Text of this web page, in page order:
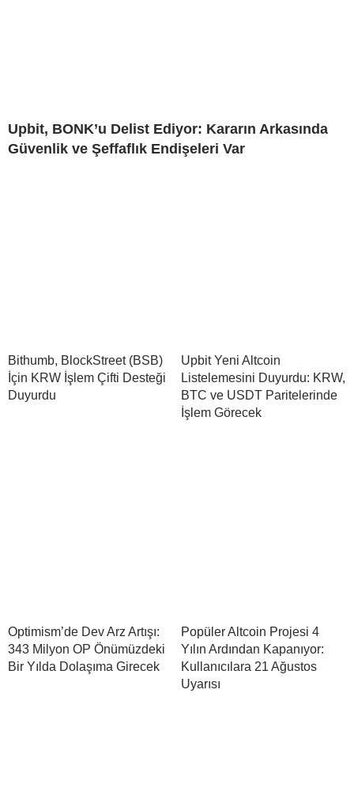
Upbit, BONK’u Delist Ediyor: Kararın Arkasında
Güvenlik ve Şeffaflık Endişeleri Var
Bithumb, BlockStreet (BSB)
İçin KRW İşlem Çifti Desteği
Duyurdu
Upbit Yeni Altcoin
Listelemesini Duyurdu: KRW,
BTC ve USDT Paritelerinde
İşlem Görecek
Optimism’de Dev Arz Artışı:
343 Milyon OP Önümüzdeki
Bir Yılda Dolaşıma Girecek
Popüler Altcoin Projesi 4
Yılın Ardından Kapanıyor:
Kullanıcılara 21 Ağustos
Uyarısı